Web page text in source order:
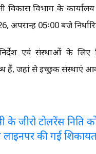
विभाग के कार्यालय
अपरान्ह 05ः00 बजे
एवं संस्थाओं के लिए
हैं, जहां से इच्छुक संस्थाएं
के जीरो टोलरेंस
की गई